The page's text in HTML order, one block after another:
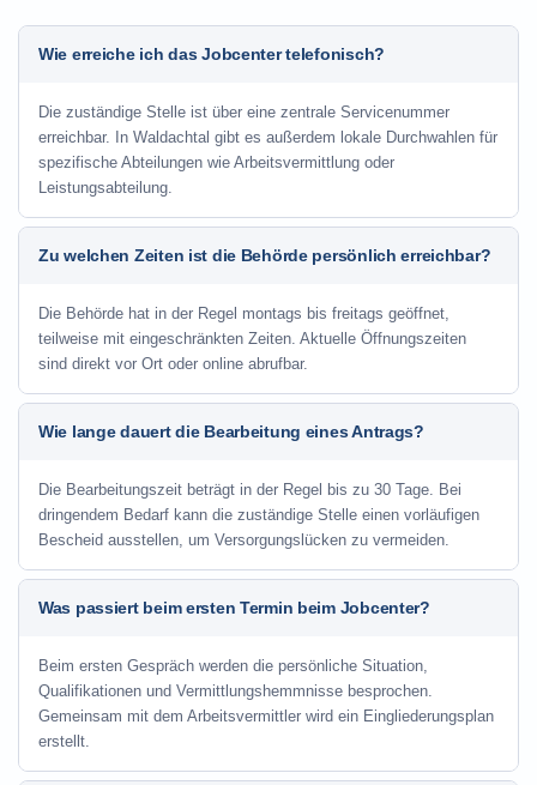
Wie erreiche ich das Jobcenter telefonisch?
Die zuständige Stelle ist über eine zentrale Servicenummer
erreichbar. In Waldachtal gibt es außerdem lokale Durchwahlen für
spezifische Abteilungen wie Arbeitsvermittlung oder
Leistungsabteilung.
Zu welchen Zeiten ist die Behörde persönlich erreichbar?
Die Behörde hat in der Regel montags bis freitags geöffnet,
teilweise mit eingeschränkten Zeiten. Aktuelle Öffnungszeiten
sind direkt vor Ort oder online abrufbar.
Wie lange dauert die Bearbeitung eines Antrags?
Die Bearbeitungszeit beträgt in der Regel bis zu 30 Tage. Bei
dringendem Bedarf kann die zuständige Stelle einen vorläufigen
Bescheid ausstellen, um Versorgungslücken zu vermeiden.
Was passiert beim ersten Termin beim Jobcenter?
Beim ersten Gespräch werden die persönliche Situation,
Qualifikationen und Vermittlungshemmnisse besprochen.
Gemeinsam mit dem Arbeitsvermittler wird ein Eingliederungsplan
erstellt.